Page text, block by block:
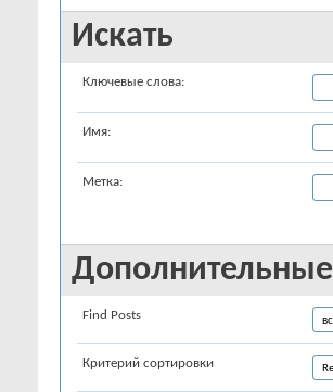
Искать
Ключевые слова:
Имя:
Метка:
Find Posts
Критерий сортировки